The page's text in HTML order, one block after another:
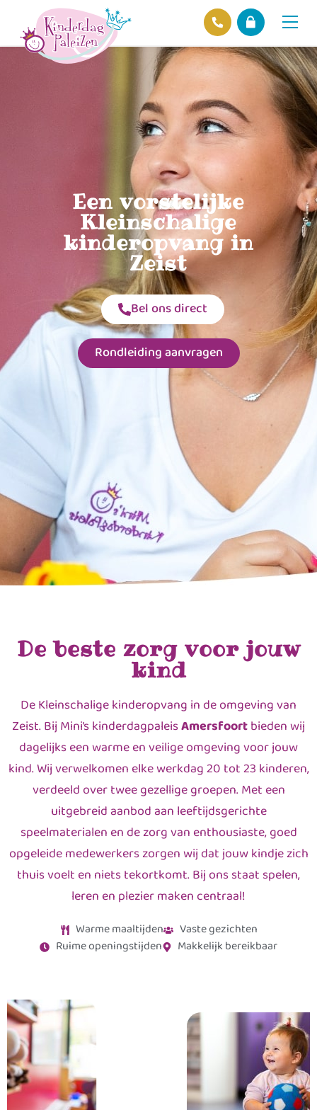
Een vorstelijke
Kleinschalige
kinderopvang in
Zeist
Bel ons direct
Rondleiding aanvragen
De beste zorg voor jouw
kind
De Kleinschalige kinderopvang in de omgeving van
Zeist. Bij Mini’s kinderdagpaleisAmersfoortbieden wij
dagelijks een warme en veilige omgeving voor jouw
kind. Wij verwelkomen elke werkdag 20 tot 23 kinderen,
verdeeld over twee gezellige groepen. Met een
uitgebreid aanbod aan leeftijdsgerichte
speelmaterialen en de zorg van enthousiaste, goed
opgeleide medewerkers zorgen wij dat jouw kindje zich
thuis voelt en niets tekortkomt. Bij ons staat spelen,
leren en plezier maken centraal!
Warme maaltijden
Vaste gezichten
Ruime openingstijden
Makkelijk bereikbaar